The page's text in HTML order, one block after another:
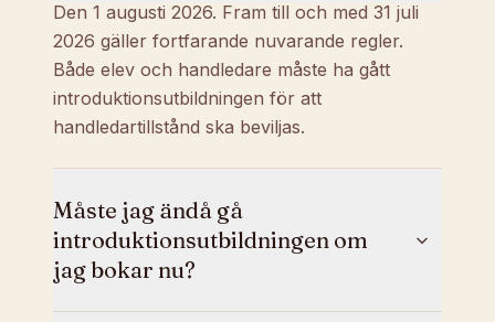
Den 1 augusti 2026. Fram till och med 31 juli
2026 gäller fortfarande nuvarande regler.
Både elev och handledare måste ha gått
introduktionsutbildningen för att
handledartillstånd ska beviljas.
Måste jag ändå gå
introduktionsutbildningen om
jag bokar nu?